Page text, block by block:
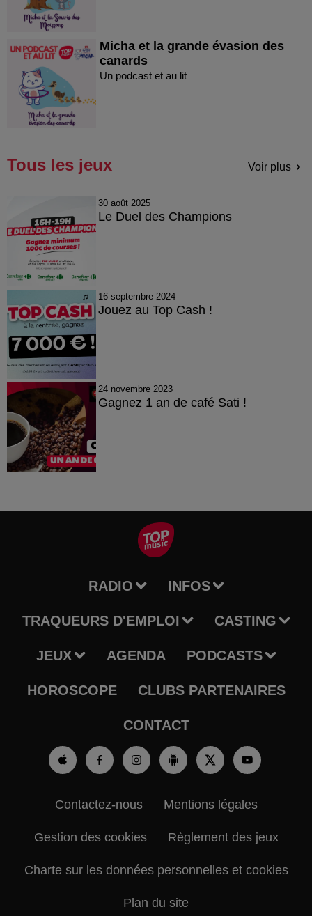
Micha et la grande évasion des
canards
Un podcast et au lit
Tous les jeux Voir plus
30 août 2025
Le Duel des Champions
16 septembre 2024
Jouez au Top Cash !
24 novembre 2023
Gagnez 1 an de café Sati !
RADIO INFOS
TRAQUEURS D'EMPLOI CASTING
JEUX AGENDA PODCASTS
HOROSCOPE CLUBS PARTENAIRES
CONTACT
Contactez-nous Mentions légales
Gestion des cookies Règlement des jeux
Charte sur les données personnelles et cookies
Plan du site